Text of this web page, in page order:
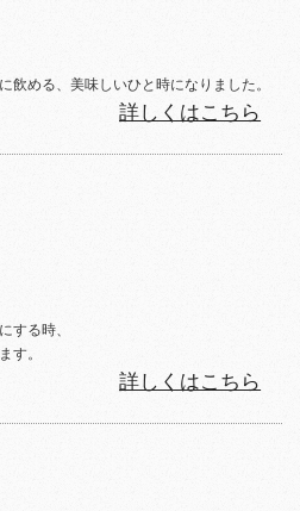
飲める、美味しいひと時になりました。
詳しくはこちら
する時、
す。
詳しくはこちら